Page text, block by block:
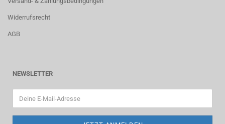
Widerrufsrecht
AGB
NEWSLETTER